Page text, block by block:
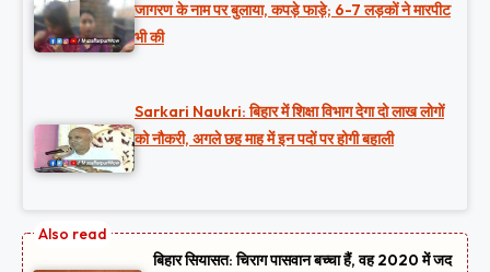
जागरण के नाम पर बुलाया, कपड़े फाड़े; 6-7 लड़कों ने मारपीट
भी की
Sarkari Naukri: बिहार में शिक्षा विभाग देगा दो लाख लोगों
को नौकरी, अगले छह माह में इन पदों पर होगी बहाली
बिहार सियासत: चिराग पासवान बच्चा हैं, वह 2020 में जद